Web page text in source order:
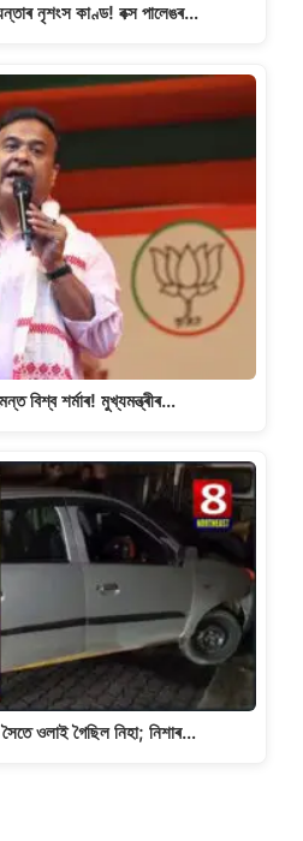
নৃশংস কাণ্ড! বক্স পালেঙৰ…
বিশ্ব শৰ্মাৰ! মুখ্যমন্ত্ৰীৰ…
ওলাই গৈছিল নিহা; নিশাৰ…